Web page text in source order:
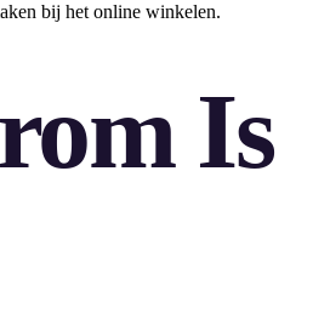
bij het online winkelen.
Is